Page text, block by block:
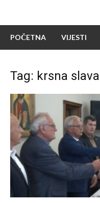
POČETNA VIJESTI
Tag: krsna slava